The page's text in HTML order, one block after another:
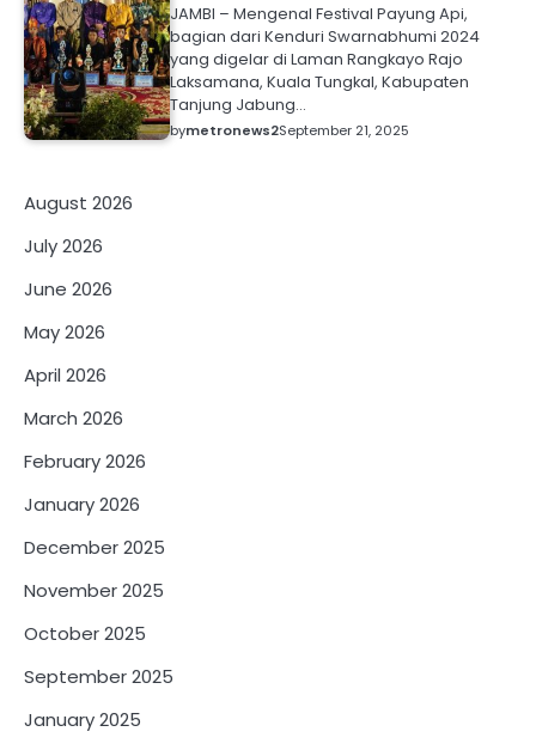
JAMBI – Mengenal Festival Payung Api,
bagian dari Kenduri Swarnabhumi 2024
yang digelar di Laman Rangkayo Rajo
Laksamana, Kuala Tungkal, Kabupaten
Tanjung Jabung…
bymetronews2September 21, 2025
August 2026
July 2026
June 2026
May 2026
April 2026
March 2026
February 2026
January 2026
December 2025
November 2025
October 2025
September 2025
January 2025